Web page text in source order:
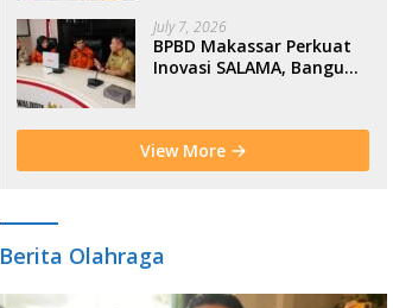
BTP
July 7, 2026
BPBD Makassar Perkuat
Inovasi SALAMA, Bangun
View More
Berita Olahraga